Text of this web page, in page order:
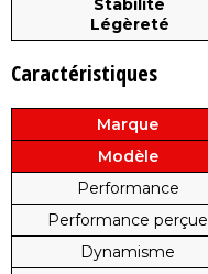
Stabilité
Légèreté
Caractéristiques
Marque
Modèle
Performance
Performance perçue
Dynamisme